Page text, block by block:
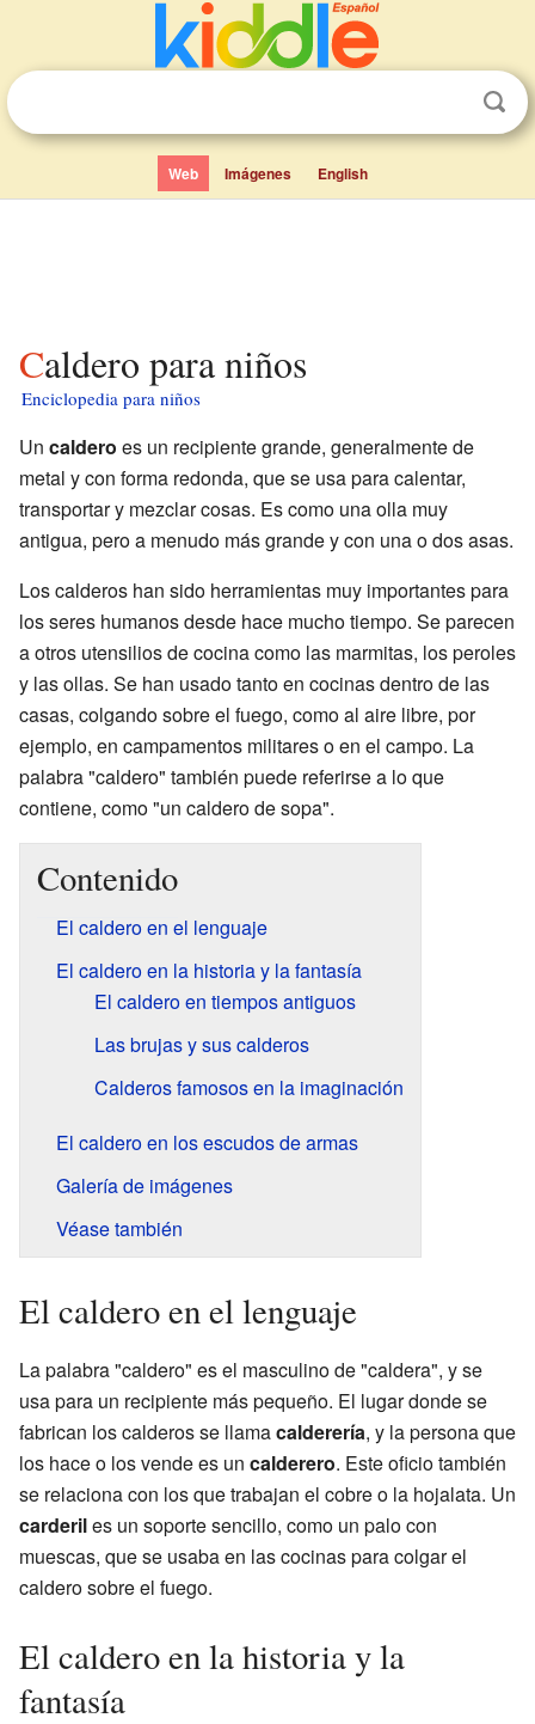
Web Imágenes English
Caldero para niños
Enciclopedia para niños
Un caldero es un recipiente grande, generalmente de
metal y con forma redonda, que se usa para calentar,
transportar y mezclar cosas. Es como una olla muy
antigua, pero a menudo más grande y con una o dos asas.
Los calderos han sido herramientas muy importantes para
los seres humanos desde hace mucho tiempo. Se parecen
a otros utensilios de cocina como las marmitas, los peroles
y las ollas. Se han usado tanto en cocinas dentro de las
casas, colgando sobre el fuego, como al aire libre, por
ejemplo, en campamentos militares o en el campo. La
palabra "caldero" también puede referirse a lo que
contiene, como "un caldero de sopa".
Contenido
El caldero en el lenguaje
El caldero en la historia y la fantasía
El caldero en tiempos antiguos
Las brujas y sus calderos
Calderos famosos en la imaginación
El caldero en los escudos de armas
Galería de imágenes
Véase también
El caldero en el lenguaje
La palabra "caldero" es el masculino de "caldera", y se
usa para un recipiente más pequeño. El lugar donde se
fabrican los calderos se llamacalderería, y la persona que
los hace o los vende es un calderero. Este oficio también
se relaciona con los que trabajan el cobre o la hojalata. Un
carderiles un soporte sencillo, como un palo con
muescas, que se usaba en las cocinas para colgar el
caldero sobre el fuego.
El caldero en la historia y la
fantasía